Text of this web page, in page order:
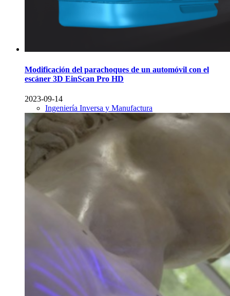
Modificación del parachoques de un automóvil con el
escáner 3D EinScan Pro HD
2023-09-14
Ingeniería Inversa y Manufactura